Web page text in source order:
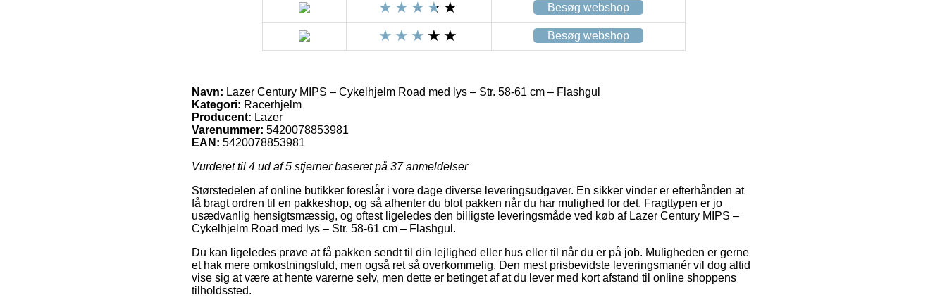
Besøg webshop
Besøg webshop
Navn: Lazer Century MIPS – Cykelhjelm Road med lys – Str. 58-61 cm – Flashgul
Kategori: Racerhjelm
Producent: Lazer
Varenummer: 5420078853981
EAN: 5420078853981
Vurderet til 4 ud af 5 stjerner baseret på 37anmeldelser
Størstedelen af online butikker foreslår i vore dage diverse leveringsudgaver. En sikker vinder er efterhånden at
få bragt ordren til en pakkeshop, og så afhenter du blot pakken når du har mulighed for det. Fragttypen er jo
usædvanlig hensigtsmæssig, og oftest ligeledes den billigste leveringsmåde ved køb af Lazer Century MIPS –
Cykelhjelm Road med lys – Str. 58-61 cm – Flashgul.
Du kan ligeledes prøve at få pakken sendt til din lejlighed eller hus eller til når du er på job. Muligheden er gerne
et hak mere omkostningsfuld, men også ret så overkommelig. Den mest prisbevidste leveringsmanér vil dog altid
vise sig at være at hente varerne selv, men dette er betinget af at du lever med kort afstand til online shoppens
tilholdssted.